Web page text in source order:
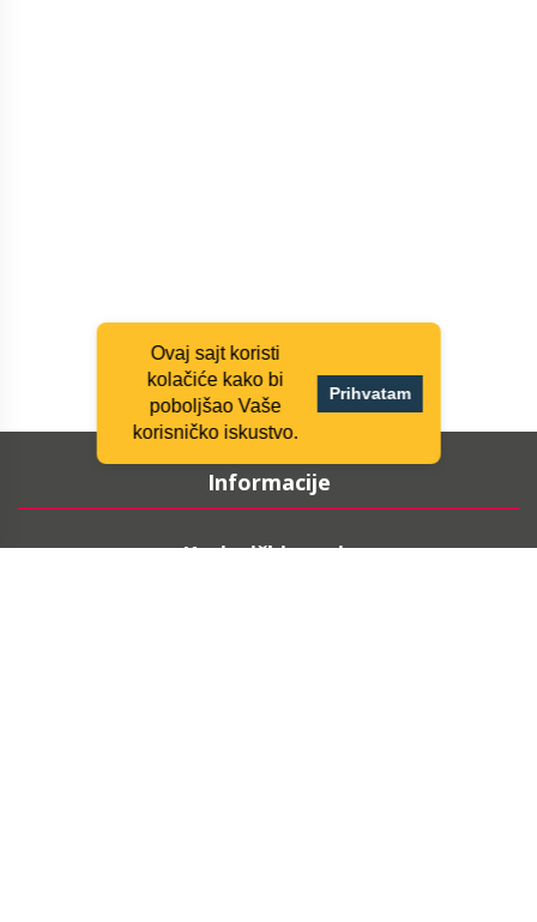
Informacije
Korisnički servis
Ovaj sajt koristi
kolačiće kako bi
poboljšao Vaše
korisničko iskustvo.
Prihvatam